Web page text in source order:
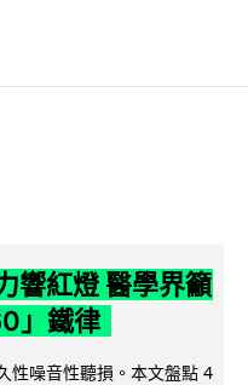
響紅燈 醫學界籲
」鐵律
性噪音性聽損。本文盤點 4